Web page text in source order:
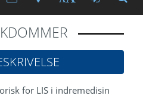
Tekststørrelse
for LIS i indremedisin